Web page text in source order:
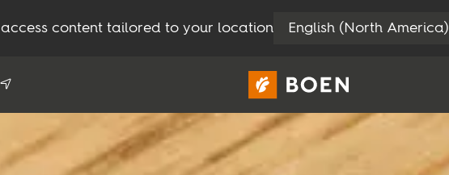
content tailored to your location English (North America)
la mia posizione
Area privati Professionisti